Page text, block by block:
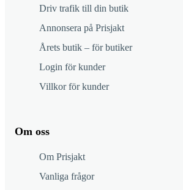
Driv trafik till din butik
Annonsera på Prisjakt
Årets butik – för butiker
Login för kunder
Villkor för kunder
Om oss
Om Prisjakt
Vanliga frågor